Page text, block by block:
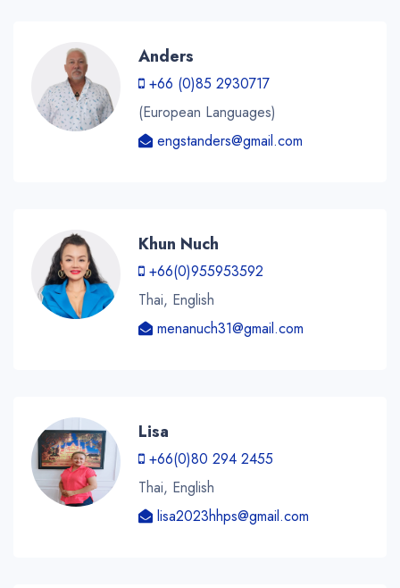
Anders
+66 (0)85 2930717
(European Languages)
engstanders@gmail.com
Khun Nuch
+66(0)955953592
Thai, English
menanuch31@gmail.com
Lisa
+66(0)80 294 2455
Thai, English
lisa2023hhps@gmail.com